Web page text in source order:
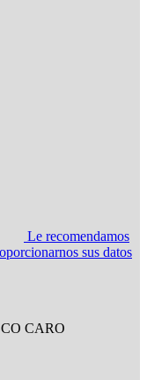
Le recomendamos
sus datos
CARO